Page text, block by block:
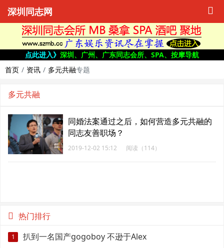
深圳同志网
点此进入》 深圳、广州、广东同志会所、SPA、按摩导航
首页
资讯 多元共融专题
多元共融
同婚法案通过之后，如何营造多元共融的
同志友善职场？
2019-12-02 15:12 阅读（114）
热门排行
1 扒到一名国产gogoboy 不逊于Alex